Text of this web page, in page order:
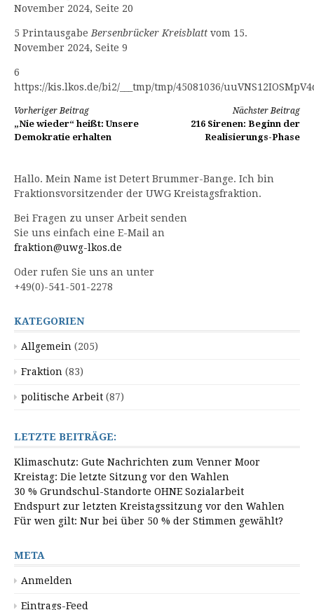
November 2024, Seite 20
5 Printausgabe Bersenbrücker Kreisblatt vom 15.
November 2024, Seite 9
6
https://kis.lkos.de/bi2/___tmp/tmp/45081036/
Weiterlesen
Vorheriger Beitrag
„Nie wieder“ heißt: Unsere
Demokratie erhalten
Nächster Beitrag
216 Sirenen: Beginn der
Realisierungs-Phase
Hallo. Mein Name ist Detert Brummer-Bange. Ich bin
Fraktionsvorsitzender der UWG Kreistagsfraktion.
Bei Fragen zu unser Arbeit senden
Sie uns einfach eine E-Mail an
fraktion@uwg-lkos.de
Oder rufen Sie uns an unter
+49(0)-541-501-2278
KATEGORIEN
Allgemein (205)
Fraktion (83)
politische Arbeit (87)
LETZTE BEITRÄGE:
Klimaschutz: Gute Nachrichten zum Venner Moor
Kreistag: Die letzte Sitzung vor den Wahlen
30 % Grundschul-Standorte OHNE Sozialarbeit
Endspurt zur letzten Kreistagssitzung vor den Wahlen
Für wen gilt: Nur bei über 50 % der Stimmen gewählt?
META
Anmelden
Eintrags-Feed